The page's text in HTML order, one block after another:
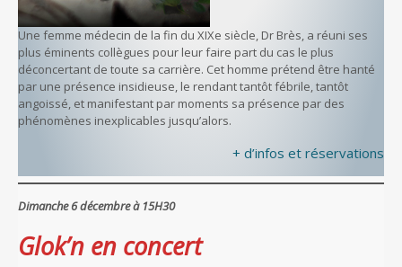
Une femme médecin de la fin du XIXe siècle, Dr Brès, a réuni ses
plus éminents collègues pour leur faire part du cas le plus
déconcertant de toute sa carrière. Cet homme prétend être hanté
par une présence insidieuse, le rendant tantôt fébrile, tantôt
angoissé, et manifestant par moments sa présence par des
phénomènes inexplicables jusqu’alors.
+ d’infos et réservations
Dimanche 6 décembre à 15H30
Glok’n en concert